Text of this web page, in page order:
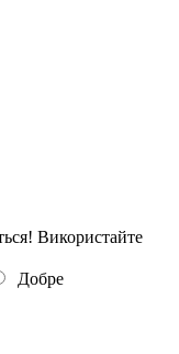
Використайте
Добре